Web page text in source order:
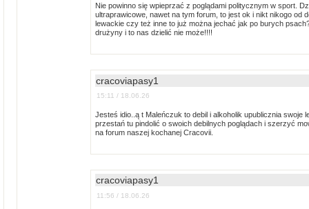
Nie powinno się wpieprzać z poglądami politycznym w sport.
ultraprawicowe, nawet na tym forum, to jest ok i nikt nikogo od
lewackie czy też inne to już można jechać jak po burych
drużyny i to nas dzielić nie może!!!!
cracoviapasy1
15:11 / 18.06.26
Jesteś idio..ą t Maleńczuk to debil i alkoholik upublicznia swoje
przestań tu pindolić o swoich debilnych poglądach i szerzyć
na forum naszej kochanej Cracovii.
cracoviapasy1
11:56 / 18.06.26